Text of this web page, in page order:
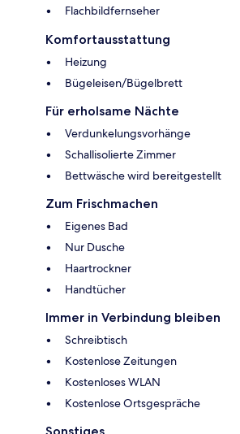
Flachbildfernseher
Komfortausstattung
Heizung
Bügeleisen/Bügelbrett
Für erholsame Nächte
Verdunkelungsvorhänge
Schallisolierte Zimmer
Bettwäsche wird bereitgestellt
Zum Frischmachen
Eigenes Bad
Nur Dusche
Haartrockner
Handtücher
Immer in Verbindung bleiben
Schreibtisch
Kostenlose Zeitungen
Kostenloses WLAN
Kostenlose Ortsgespräche